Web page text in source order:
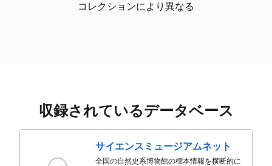
コレクションにより異なる
収録されているデータベース
サイエンスミュージアムネット
全国の自然史系博物館の標本情報を横断的に